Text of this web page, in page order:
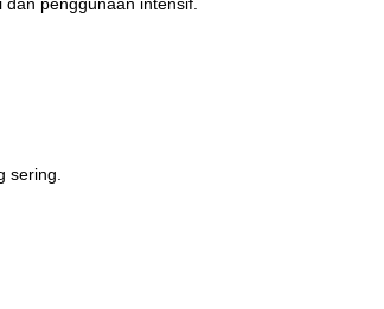
sering.